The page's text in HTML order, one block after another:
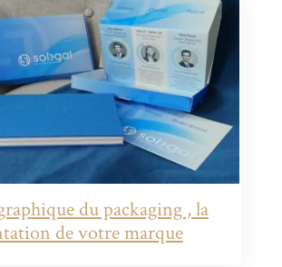
du packaging , la
de votre marque